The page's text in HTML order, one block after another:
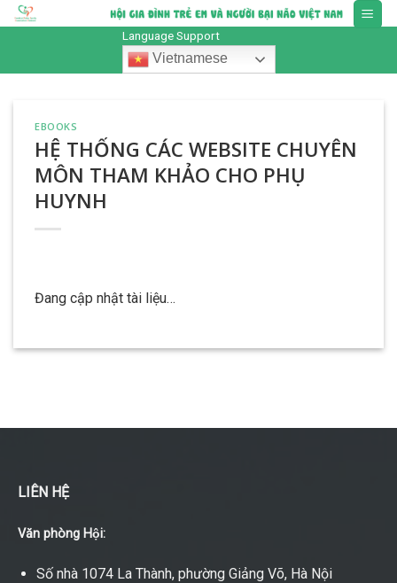
Skip
to
Language Support
Vietnamese
EBOOKS
HỆ THỐNG CÁC WEBSITE CHUYÊN
MÔN THAM KHẢO CHO PHỤ
HUYNH
Đang cập nhật tài liệu…
LIÊN HỆ
Văn phòng Hội:
Số nhà 1074 La Thành, phường Giảng Võ, Hà Nội